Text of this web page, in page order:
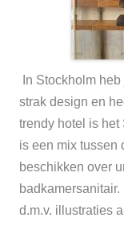
In Stockholm
strak design en
trendy hotel is het
is een mix tussen
beschikken over
d.m.v. illustraties